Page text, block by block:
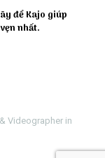
để Kajo giúp
nhất.
Videographer in